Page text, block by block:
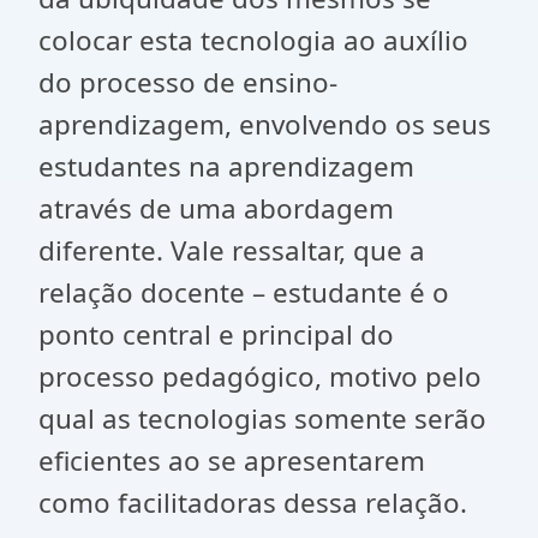
colocar esta tecnologia ao auxílio
do processo de ensino-
aprendizagem, envolvendo os seus
estudantes na aprendizagem
através de uma abordagem
diferente. Vale ressaltar, que a
relação docente – estudante é o
ponto central e principal do
processo pedagógico, motivo pelo
qual as tecnologias somente serão
eficientes ao se apresentarem
como facilitadoras dessa relação.